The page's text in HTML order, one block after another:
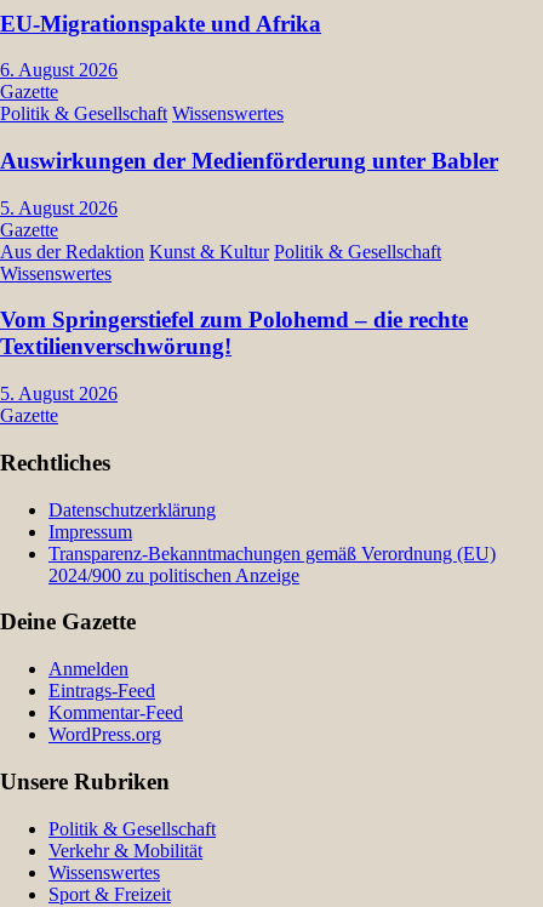
EU-Migrationspakte und Afrika
6. August 2026
Gazette
Politik & Gesellschaft Wissenswertes
Auswirkungen der Medienförderung unter Babler
5. August 2026
Gazette
Aus der Redaktion Kunst & Kultur Politik & Gesellschaft
Wissenswertes
Vom Springerstiefel zum Polohemd – die rechte
Textilienverschwörung!
5. August 2026
Gazette
Rechtliches
Datenschutzerklärung
Impressum
Transparenz-Bekanntmachungen gemäß Verordnung (EU)
2024/900 zu politischen Anzeige
Deine Gazette
Anmelden
Eintrags-Feed
Kommentar-Feed
WordPress.org
Unsere Rubriken
Politik & Gesellschaft
Verkehr & Mobilität
Wissenswertes
Sport & Freizeit